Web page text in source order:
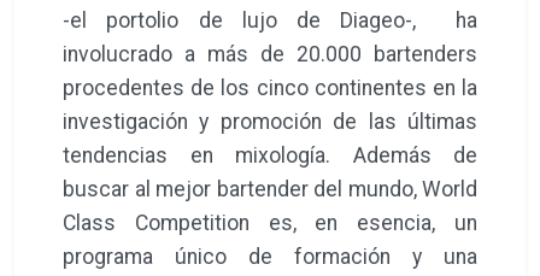
-el portolio de lujo de Diageo-, ha
involucrado a más de 20.000 bartenders
procedentes de los cinco continentes en la
investigación y promoción de las últimas
tendencias en mixología. Además de
buscar al mejor bartender del mundo, World
Class Competition es, en esencia, un
programa único de formación y una